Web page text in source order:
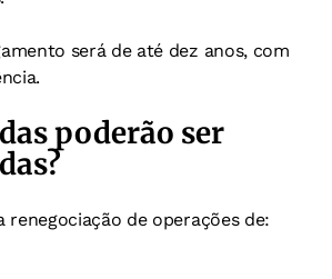
será de até dez anos, com
poderão ser
de operações de: